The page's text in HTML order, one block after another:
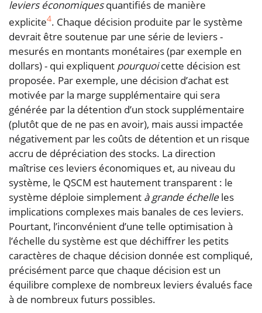
leviers économiquesquantifiés de manière
explicite4. Chaque décision produite par le système
devrait être soutenue par une série de leviers -
mesurés en montants monétaires (par exemple en
dollars) - qui expliquent pourquoicette décision est
proposée. Par exemple, une décision d’achat est
motivée par la marge supplémentaire qui sera
générée par la détention d’un stock supplémentaire
(plutôt que de ne pas en avoir), mais aussi impactée
négativement par les coûts de détention et un risque
accru de dépréciation des stocks. La direction
maîtrise ces leviers économiques et, au niveau du
système, le QSCM est hautement transparent : le
système déploie simplement à grande échelleles
implications complexes mais banales de ces leviers.
Pourtant, l’inconvénient d’une telle optimisation à
l’échelle du système est que déchiffrer les petits
caractères de chaque décision donnée est compliqué,
précisément parce que chaque décision est un
équilibre complexe de nombreux leviers évalués face
à de nombreux futurs possibles.